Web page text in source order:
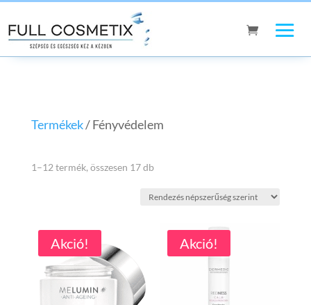
Termékek/ Fényvédelem
1–12 termék, összesen 17 dbSorted
Akció! Akció!